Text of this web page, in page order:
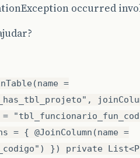
occurred
=
=
= { @JoinColumn(name =
}) private